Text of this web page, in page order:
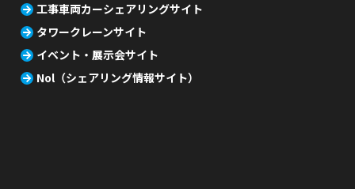
工事車両カーシェアリングサイト
タワークレーンサイト
イベント・展示会サイト
Nol（シェアリング情報サイト）